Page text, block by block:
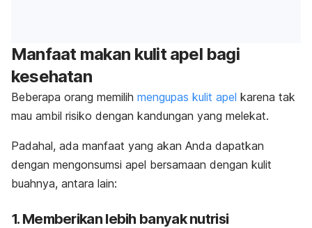
Manfaat makan kulit apel bagi
kesehatan
Beberapa orang memilih mengupas kulit apel karena tak
mau ambil risiko dengan kandungan yang melekat.
Padahal, ada manfaat yang akan Anda dapatkan
dengan mengonsumsi apel bersamaan dengan kulit
buahnya, antara lain:
1. Memberikan lebih banyak nutrisi